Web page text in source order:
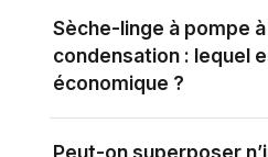
Sèche-linge à pompe
condensation : lequel
économique ?
Peut-on superposer